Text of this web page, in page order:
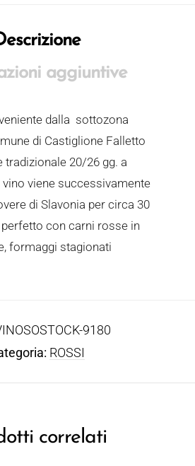
aggiuntive
dalla sottozona
di Castiglione Falletto
tradizionale 20/26 gg. a
viene successivamente
di Slavonia per circa 30
con carni rosse in
formaggi stagionati
9180
ROSSI
correlati